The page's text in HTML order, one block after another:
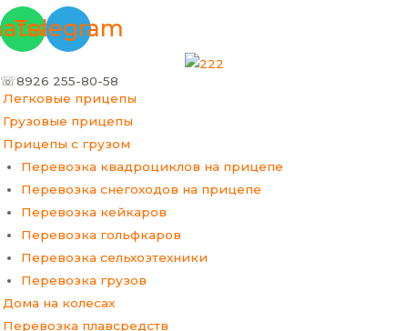
Перейти
к Telegram
☏8926 255-80-58
Легковые прицепы
Грузовые прицепы
Прицепы с грузом
Перевозка квадроциклов на прицепе
Перевозка снегоходов на прицепе
Перевозка кейкаров
Перевозка гольфкаров
Перевозка сельхозтехники
Перевозка грузов
Дома на колесах
Перевозка плавсредств
МенюПрокрутка
вверх